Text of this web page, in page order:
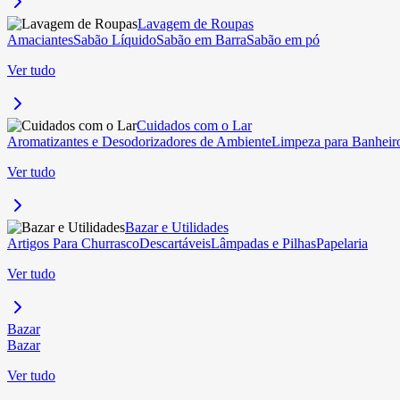
Lavagem de Roupas
AmaciantesSabão LíquidoSabão em BarraSabão em pó
Ver tudo
Cuidados com o Lar
Aromatizantes e Desodorizadores de AmbienteLimpeza para
Ver tudo
Bazar e Utilidades
Artigos Para ChurrascoDescartáveisLâmpadas e PilhasPapelaria
Ver tudo
Bazar
Bazar
Ver tudo